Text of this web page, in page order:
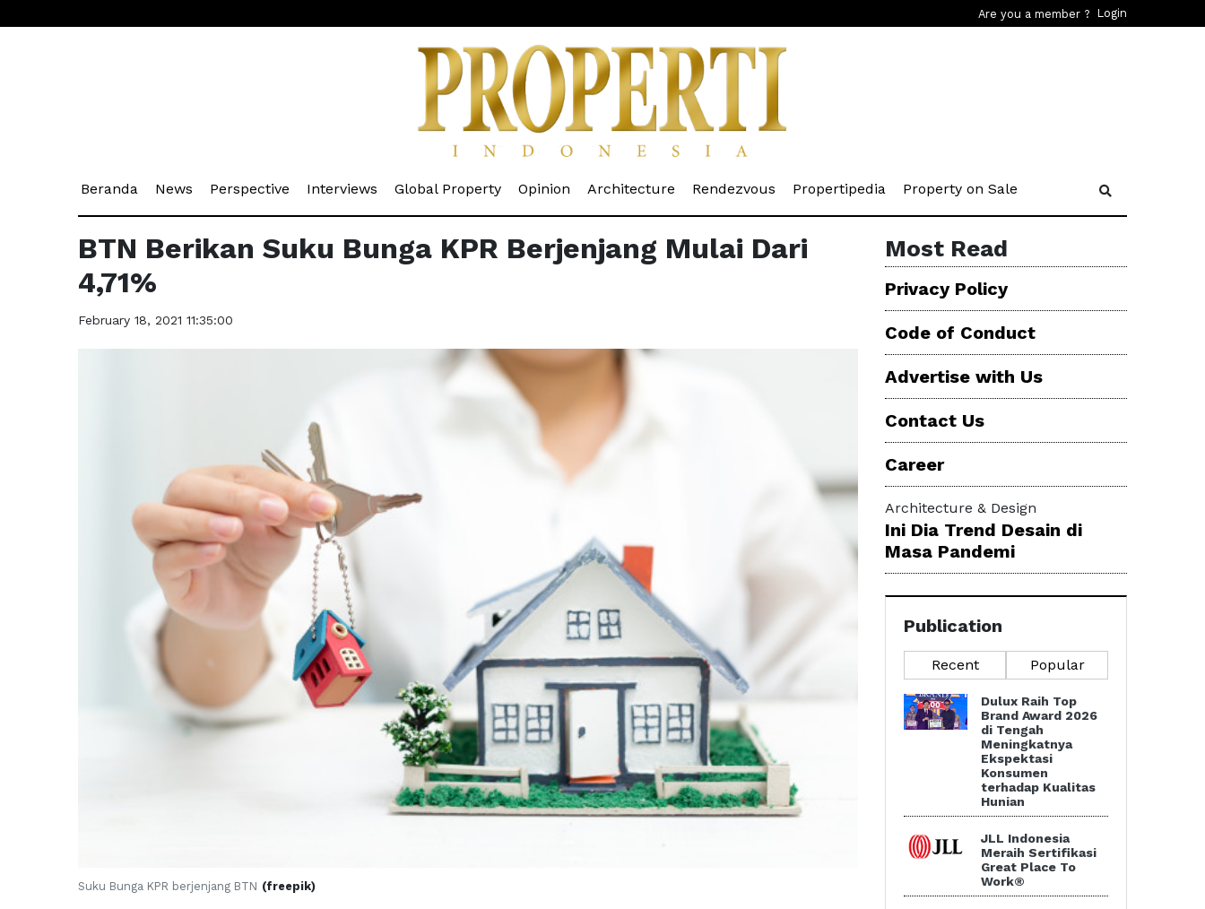
Are you a member ? Login
Beranda (current)
News (current)
Perspective (current)
Interviews (current)
Global Property(current)
Opinion (current)
Architecture (current)
Rendezvous (current)
Propertipedia (current)
Property on Sale
BTN Berikan Suku Bunga KPR Berjenjang Mulai Dari
4,71%
February 18, 2021 11:35:00
Suku Bunga KPR berjenjang BTN (freepik)
Most Read
Privacy Policy
Code of Conduct
Advertise with Us
Contact Us
Career
Architecture & Design
Ini Dia Trend Desain di
Masa Pandemi
Publication
Recent Popular
Dulux Raih Top
Brand Award 2026
di Tengah
Meningkatnya
Ekspektasi
Konsumen
terhadap Kualitas
Hunian
JLL Indonesia
Meraih Sertifikasi
Great Place To
Work®